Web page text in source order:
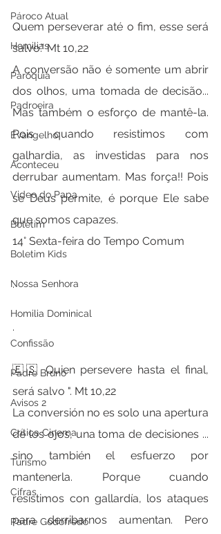
Pároco Atual
Homilias
Paróquia
Padroeira
Evangelho
Aconteceu
Video do Papa
Boletim
Boletim Kids
Nossa Senhora
Homilia Dominical
Confissão
Padre Bruno
Avisos 2
Crítica Cinema
Turismo
Cifras
Padre Godofredo
Quem perseverar até o fim, esse será
salvo.” Mt 10,22
A conversão não é somente um abrir
dos olhos, uma tomada de decisão...
Mas também o esforço de mantê-la.
Pois quando resistimos com
galhardia, as investidas para nos
derrubar aumentam. Mas força!! Pois
se Deus permite, é porque Ele sabe
que somos capazes.
14° Sexta-feira do Tempo Comum
.
.
🇪🇸 Quien persevere hasta el final,
será salvo ". Mt 10,22
La conversión no es solo una apertura
de los ojos, una toma de decisiones ...
sino también el esfuerzo por
mantenerla. Porque cuando
resistimos con gallardía, los ataques
para derribarnos aumentan. Pero